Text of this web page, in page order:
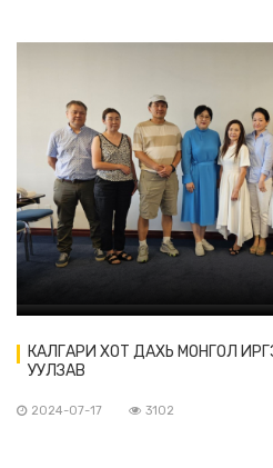
КАЛГАРИ ХОТ ДАХЬ МОНГОЛ
УУЛЗАВ
2024-07-17 3102